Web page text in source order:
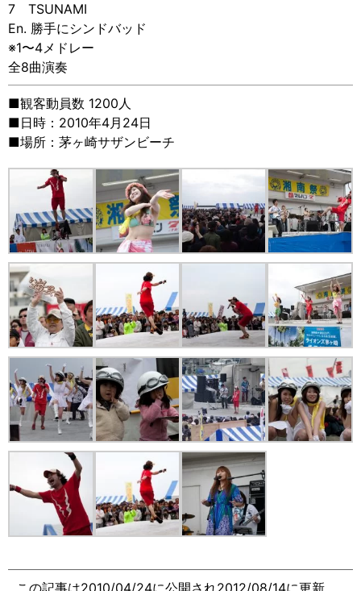
7 TSUNAMI
En. 勝手にシンドバッド
※1〜4メドレー
全8曲演奏
■観客動員数 1200人
■日時：2010年4月24日
■場所：茅ヶ崎サザンビーチ
この記事は2010/04/24に公開され2012/08/14に更新、